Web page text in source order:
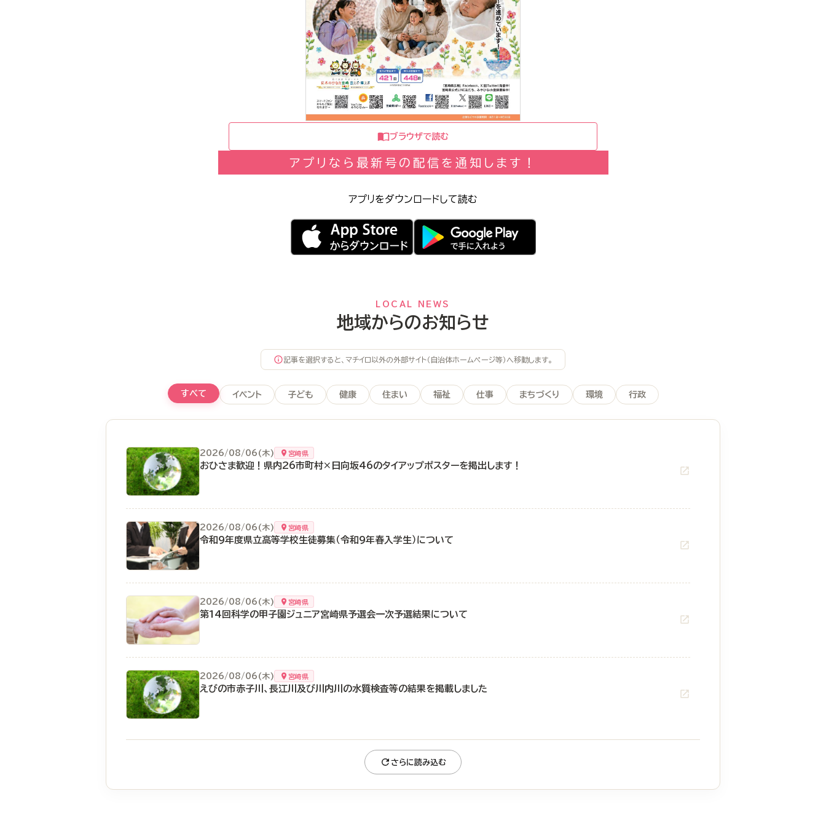
ブラウザで読む
アプリなら最新号の配信を通知します！
アプリをダウンロードして読む
LOCAL NEWS
地域からのお知らせ
記事を選択すると、マチイロ以外の外部サイト（自治体ホームページ等）へ移動します。
すべて イベント 子ども 健康 住まい 福祉 仕事 まちづくり 環境 行政
2026/08/06(木) 宮崎県
おひさま歓迎！県内26市町村×日向坂46のタイアップポスターを掲出します！
2026/08/06(木) 宮崎県
令和9年度県立高等学校生徒募集（令和9年春入学生）について
2026/08/06(木) 宮崎県
第14回科学の甲子園ジュニア宮崎県予選会一次予選結果について
2026/08/06(木) 宮崎県
えびの市赤子川、長江川及び川内川の水質検査等の結果を掲載しました
さらに読み込む